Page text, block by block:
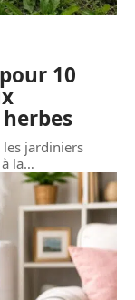
10
jardiniers
la…